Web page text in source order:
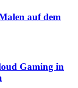
auf dem
Gaming in